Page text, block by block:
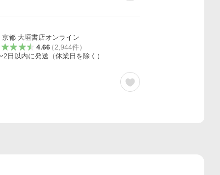
京都 大垣書店オンライン
4.66（2,944件）
2日以内に発送（休業日を除く）